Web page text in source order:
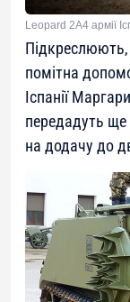
Leopard 2A4 армії
помітна
Іспанії
передадуть ще
на додачу до